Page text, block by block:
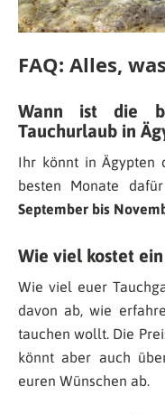
FAQ: Alles,
Wann ist die
Tauchurlaub in
Ihr könnt in Ägypten
besten Monate
September bis
Wie viel kostet
Wie viel euer
davon ab, wie
tauchen wollt. Die
könnt aber auch
euren Wünschen ab.